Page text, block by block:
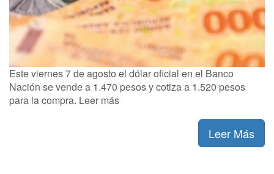
Este viernes 7 de agosto el dólar oficial en el Banco
Nación se vende a 1.470 pesos y cotiza a 1.520 pesos
para la compra. Leer más
Leer Más